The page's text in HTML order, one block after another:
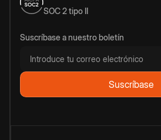
SOC 2 tipo II
Suscríbase a nuestro boletín